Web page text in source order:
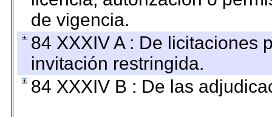
de vigencia.
84 XXXIV A : De licitaciones
invitación restringida.
84 XXXIV B : De las